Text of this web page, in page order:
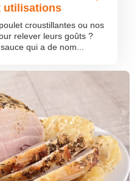
utilisations
croustillantes ou nos
relever leurs goûts ?
qui a de nom...